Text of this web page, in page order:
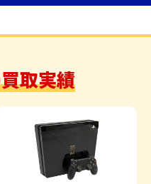
取実績